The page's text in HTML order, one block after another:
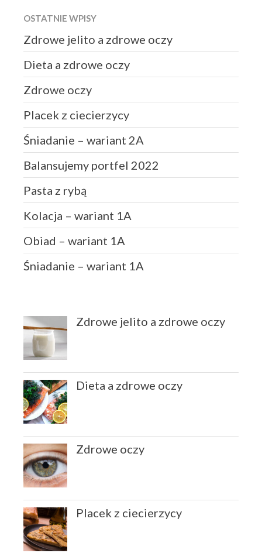
OSTATNIE WPISY
Zdrowe jelito a zdrowe oczy
Dieta a zdrowe oczy
Zdrowe oczy
Placek z ciecierzycy
Śniadanie – wariant 2A
Balansujemy portfel 2022
Pasta z rybą
Kolacja – wariant 1A
Obiad – wariant 1A
Śniadanie – wariant 1A
Zdrowe jelito a zdrowe oczy
Dieta a zdrowe oczy
Zdrowe oczy
Placek z ciecierzycy